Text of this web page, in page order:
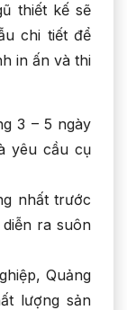
thiết kế sẽ
chi tiết để
in ấn và thi
3 – 5 ngày
yêu cầu cụ
nhất trước
ra suôn
Quảng
lượng sản